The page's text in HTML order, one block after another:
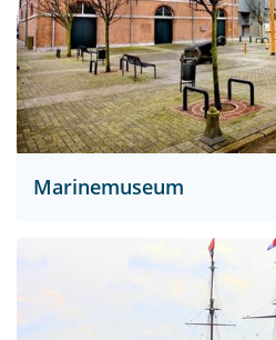
Marinemuseum